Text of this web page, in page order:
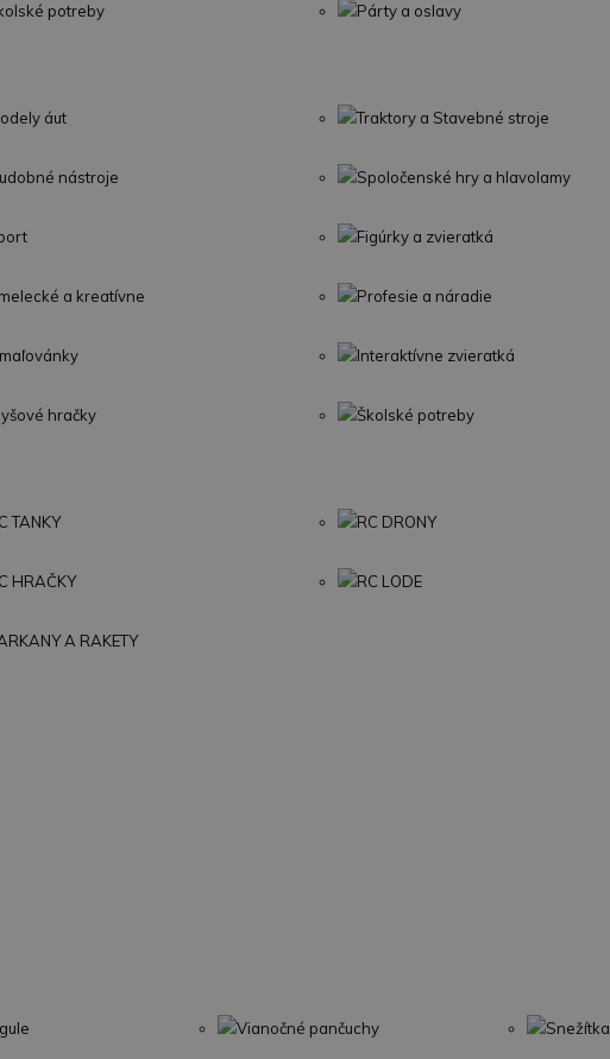
potreby Párty a oslavy
áut Traktory a Stavebné stroje
nástroje Spoločenské hry a hlavolamy
Figúrky a zvieratká
a kreatívne Profesie a náradie
Interaktívne zvieratká
hračky Školské potreby
TANKY RC DRONY
HRAČKY RC LODE
A RAKETY
Vianočné pančuchy Snežítka